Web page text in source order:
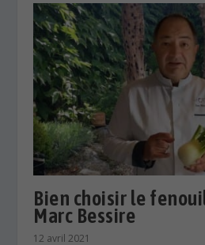
Bien choisir le
Marc Bessire
12 avril 2021